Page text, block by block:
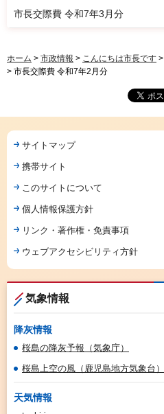
市長交際費 令和7年3月分
ホーム > 市政情報 > こんにちは市長です >
> 市長交際費 令和7年2月分
サイトマップ
携帯サイト
このサイトについて
個人情報保護方針
リンク・著作権・免責事項
ウェブアクセシビリティ方針
気象情報
降灰情報
桜島の降灰予報（気象庁）
桜島上空の風（鹿児島地方気象台）
天気情報